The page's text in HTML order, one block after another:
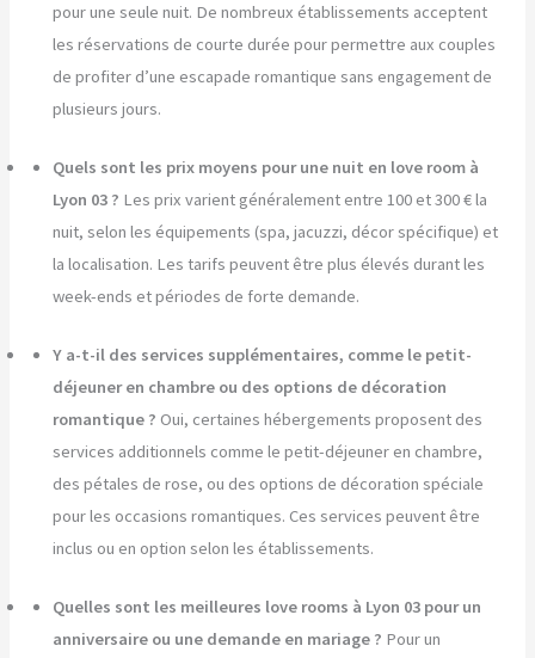
pour une seule nuit. De nombreux établissements acceptent
les réservations de courte durée pour permettre aux couples
de profiter d’une escapade romantique sans engagement de
plusieurs jours.
Quels sont les prix moyens pour une nuit en love room à
Lyon 03 ? Les prix varient généralement entre 100 et 300 € la
nuit, selon les équipements (spa, jacuzzi, décor spécifique) et
la localisation. Les tarifs peuvent être plus élevés durant les
week-ends et périodes de forte demande.
Y a-t-il des services supplémentaires, comme le petit-
déjeuner en chambre ou des options de décoration
romantique ? Oui, certaines hébergements proposent des
services additionnels comme le petit-déjeuner en chambre,
des pétales de rose, ou des options de décoration spéciale
pour les occasions romantiques. Ces services peuvent être
inclus ou en option selon les établissements.
Quelles sont les meilleures love rooms à Lyon 03 pour un
anniversaire ou une demande en mariage ? Pour un